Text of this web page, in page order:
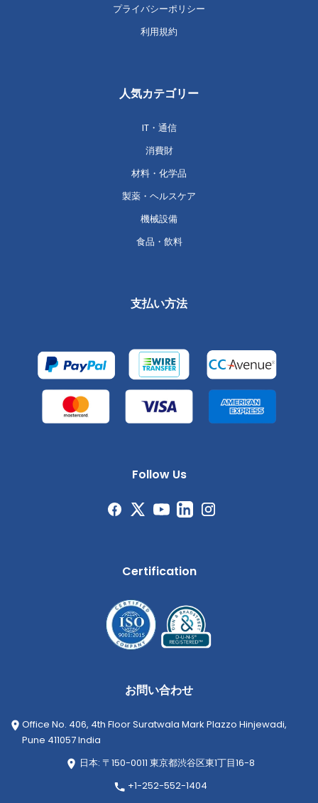
プライバシーポリシー
利用規約
人気カテゴリー
IT・通信
消費財
材料・化学品
製薬・ヘルスケア
機械設備
食品・飲料
支払い方法
Follow Us
Certification
お問い合わせ
Office No. 406, 4th Floor Suratwala Mark Plazzo Hinjewadi,
Pune 411057 India
日本: 〒150-0011 東京都渋谷区東1丁目16-8
+1-252-552-1404